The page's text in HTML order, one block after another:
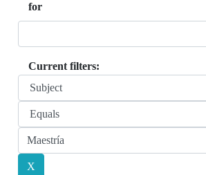
for
Current filters: